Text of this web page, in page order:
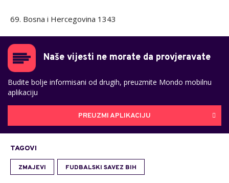
69. Bosna i Hercegovina 1343
Naše vijesti ne morate da provjeravate
Budite bolje informisani od drugih, preuzmite Mondo mobilnu
aplikaciju
PREUZMI APLIKACIJU
TAGOVI
ZMAJEVI FUDBALSKI SAVEZ BIH